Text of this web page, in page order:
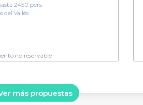
2450 pers.
del Vallès
no reservable
más propuestas